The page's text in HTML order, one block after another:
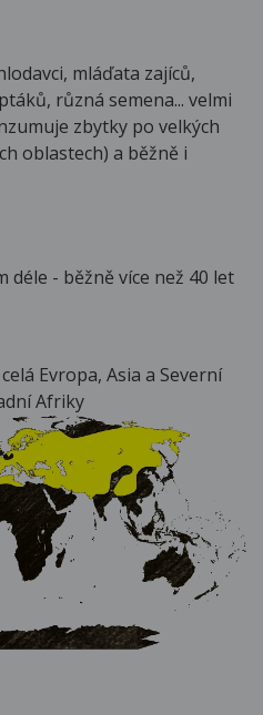
mláďata zajíců,
různá semena... velmi
zbytky po velkých
oblastech) a běžně i
déle - běžně více než 40 let
Evropa, Asia a Severní
Afriky